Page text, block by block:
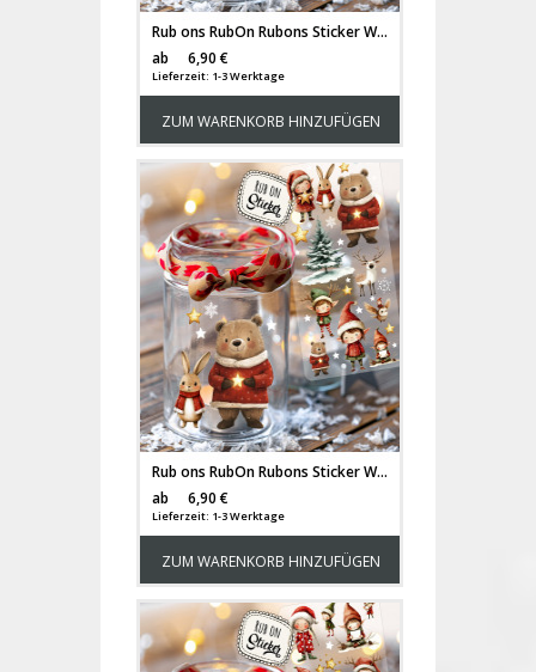
Rub ons RubOn Rubons Sticker Weihnachten Weihnachtssticker Weihnachtsmotive Tiere Wichtel Tür Elfentür Stern Weihnachtswichtel Zwerge DIN lang rb33
ab
6,90 €
Lieferzeit: 1-3 Werktage
ZUM WARENKORB HINZUFÜGEN
Rub ons RubOn Rubons Sticker Weihnachten Weihnachtssticker Weihnachtsmotive Tiere Wichtel Bär Stern Weihnachtswichtel Zwerge DIN lang rb32
ab
6,90 €
Lieferzeit: 1-3 Werktage
ZUM WARENKORB HINZUFÜGEN